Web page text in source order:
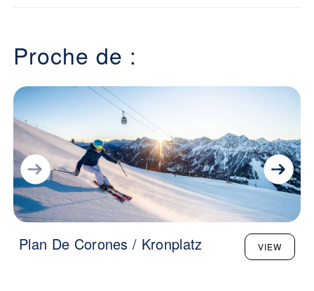
Proche de :
Plan De Corones / Kronplatz VIEW